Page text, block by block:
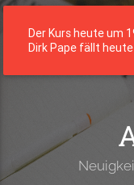
Der Kurs heute um
Dirk Pape fällt heute
menu